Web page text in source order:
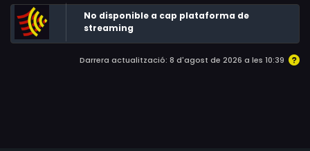
l’audiovisual o la literatura, que interactuen
performàticament amb els llibres de la biblioteca i amb
el propi poeta.
No disponible a cap plataforma de
streaming
Darrera actualització: 8 d'agost de 2026 a les 10:39